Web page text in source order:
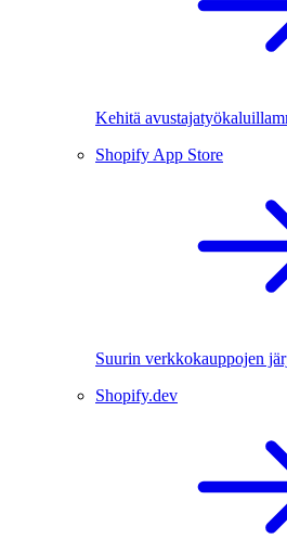
Kehitä
Shopify App Store
Suurin verkkokauppojen
Shopify.dev